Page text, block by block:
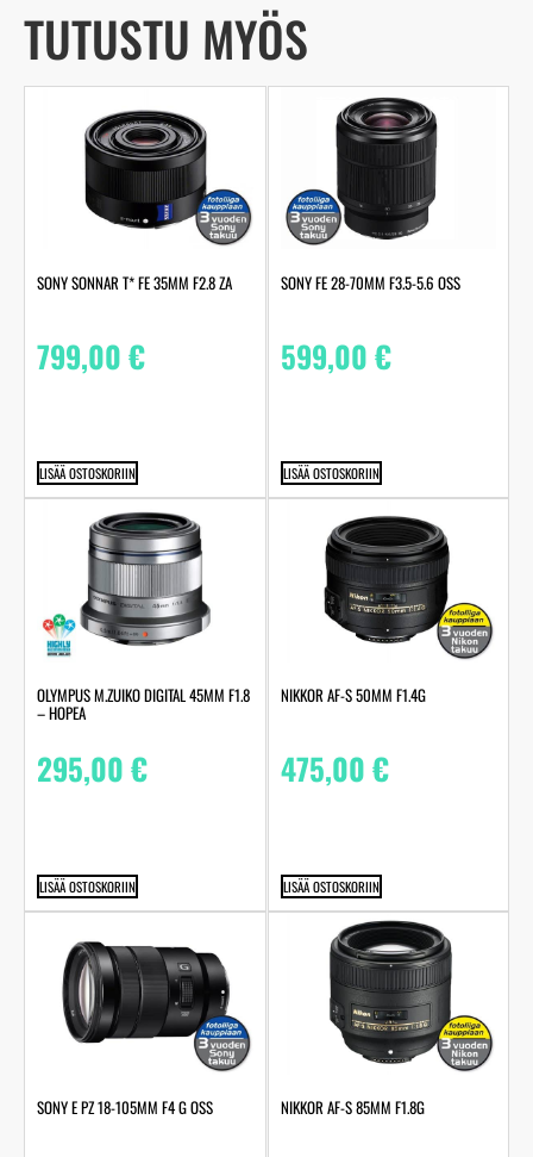
TUTUSTU MYÖS
SONY SONNAR T* FE 35MM F2.8 ZA
799,00€
LISÄÄ OSTOSKORIIN
SONY FE 28-70MM F3.5-5.6 OSS
599,00€
LISÄÄ OSTOSKORIIN
OLYMPUS M.ZUIKO DIGITAL 45MM F1.8
– HOPEA
295,00€
LISÄÄ OSTOSKORIIN
NIKKOR AF-S 50MM F1.4G
475,00€
LISÄÄ OSTOSKORIIN
SONY E PZ 18-105MM F4 G OSS NIKKOR AF-S 85MM F1.8G